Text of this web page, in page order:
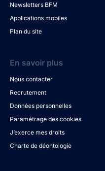
Newsletters BFM
Applications mobiles
Plan du site
En savoir plus
Nous contacter
Recrutement
Données personnelles
Paramétrage des cookies
J’exerce mes droits
Charte de déontologie